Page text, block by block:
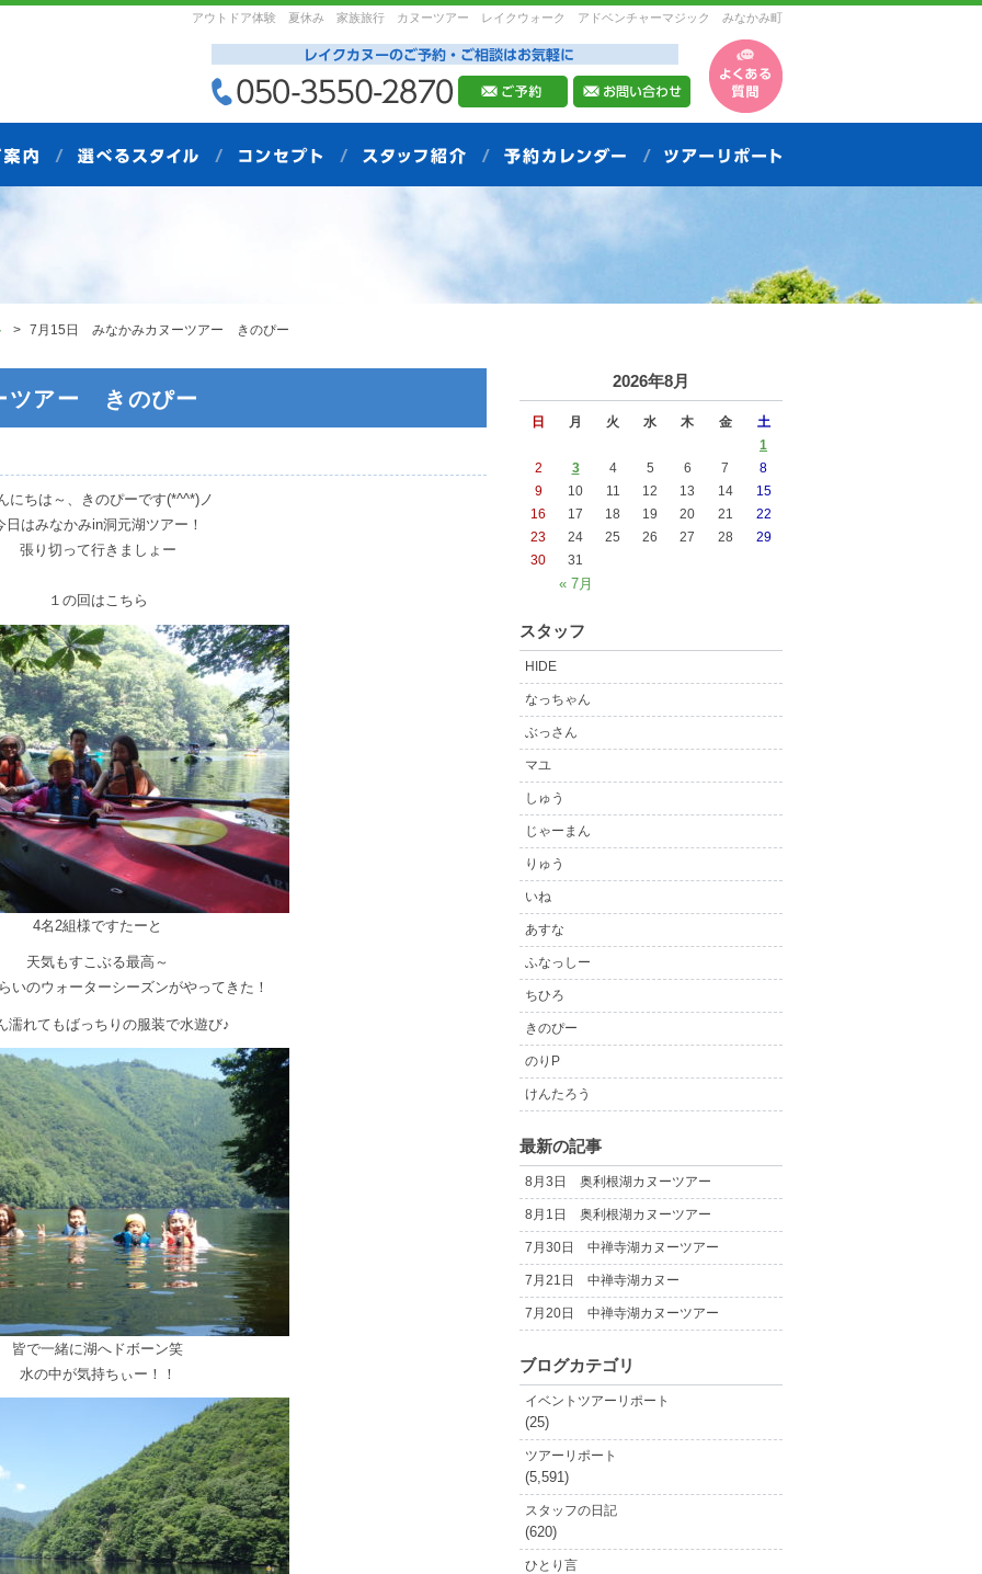
アウトドア体験 夏休み 家族旅行 カヌーツアー レイクウォーク アドベンチャーマジック みなかみ町
7月15日 みなかみカヌーツアー きのぴー
ツアー きのぴー
にちは～、きのぴーです(*^^*)ノ
日はみなかみin洞元湖ツアー！
張り切って行きましょー
１の回はこちら
4名2組様ですたーと
天気もすこぶる最高～
いのウォーターシーズンがやってきた！
濡れてもばっちりの服装で水遊び♪
皆で一緒に湖へドボーン笑
水の中が気持ちぃー！！
2026年8月
日 月 火 水 木 金 土
« 7月
1
2
3 4 5 6 7
8
9
10 11 12 13 14
15
16
17 18 19 20 21
22
23
24 25 26 27 28
29
30
31
スタッフ
HIDE
なっちゃん
ぶっさん
マユ
しゅう
じゃーまん
りゅう
いね
あすな
ふなっしー
ちひろ
きのぴー
のりP
けんたろう
最新の記事
8月3日 奥利根湖カヌーツアー
8月1日 奥利根湖カヌーツアー
7月30日 中禅寺湖カヌーツアー
7月21日 中禅寺湖カヌー
7月20日 中禅寺湖カヌーツアー
ブログカテゴリ
イベントツアーリポート
(25)
ツアーリポート
(5,591)
スタッフの日記
(620)
ひとり言